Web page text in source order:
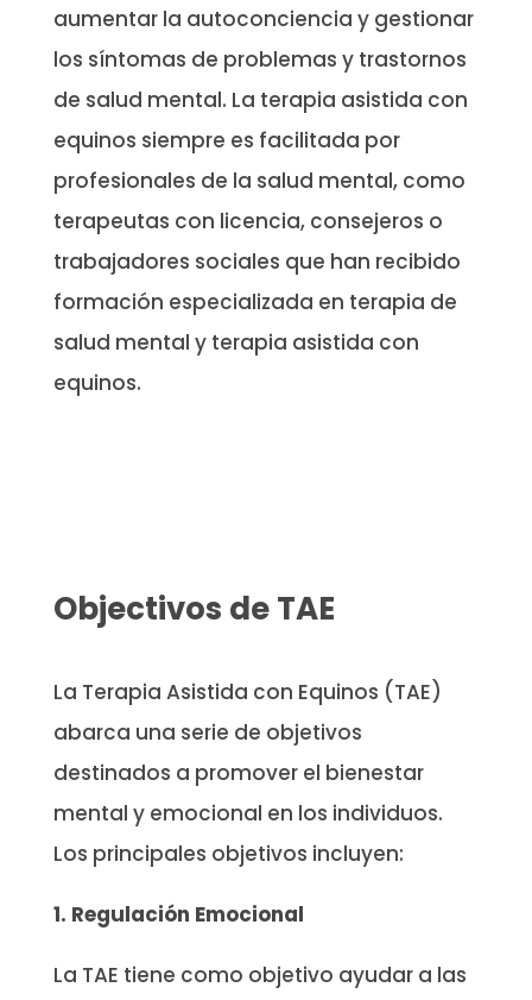
aumentar la autoconciencia y gestionar
los síntomas de problemas y trastornos
de salud mental. La terapia asistida con
equinos siempre es facilitada por
profesionales de la salud mental, como
terapeutas con licencia, consejeros o
trabajadores sociales que han recibido
formación especializada en terapia de
salud mental y terapia asistida con
equinos.
Objectivos de TAE
La Terapia Asistida con Equinos (TAE)
abarca una serie de objetivos
destinados a promover el bienestar
mental y emocional en los individuos.
Los principales objetivos incluyen:
1. Regulación Emocional
La TAE tiene como objetivo ayudar a las